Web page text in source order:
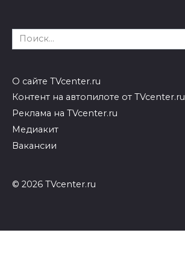
Search
for:
О сайте TVcenter.ru
Контент на автопилоте от TVcenter.ru
Реклама на TVcenter.ru
Медиакит
Вакансии
© 2026 TVcenter.ru